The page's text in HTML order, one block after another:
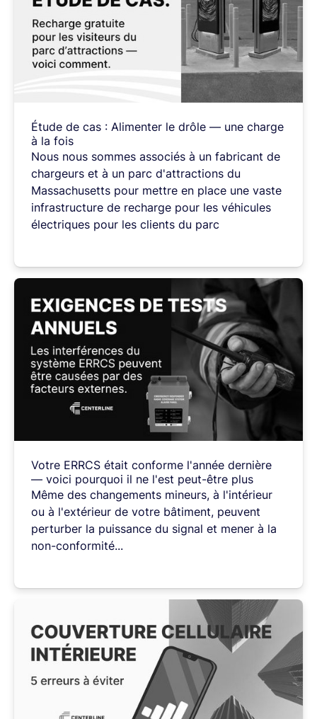
Étude de cas : Alimenter le drôle — une charge
à la fois
Nous nous sommes associés à un fabricant de
chargeurs et à un parc d'attractions du
Massachusetts pour mettre en place une vaste
infrastructure de recharge pour les véhicules
électriques pour les clients du parc
Votre ERRCS était conforme l'année dernière
— voici pourquoi il ne l'est peut-être plus
Même des changements mineurs, à l'intérieur
ou à l'extérieur de votre bâtiment, peuvent
perturber la puissance du signal et mener à la
non-conformité...